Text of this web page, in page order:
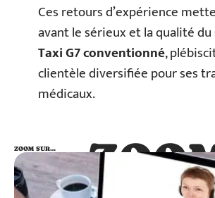
Ces retours d’expérience
avant le sérieux et la qualité
Taxi G7 conventionné,
clientèle diversifiée pour ses
médicaux.
ZOOM SUR…